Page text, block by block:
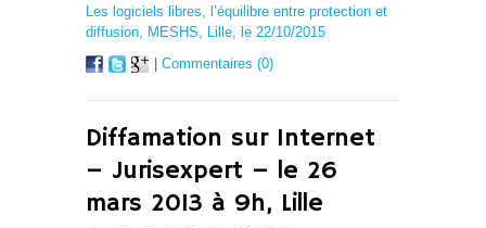
Les logiciels libres, l’équilibre entre protection et
diffusion, MESHS, Lille, le 22/10/2015
Commentaires (0)
Diffamation sur Internet
– Jurisexpert – le 26
mars 2013 à 9h, Lille